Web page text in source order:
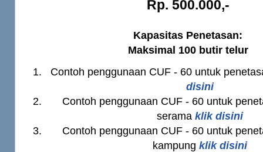
Rp. 500.000,-
Kapasitas Penetasan:
Maksimal 100 butir telur
Contoh penggunaan CUF - 60 untuk
disini
Contoh penggunaan CUF - 60 untuk
serama klik disini
Contoh penggunaan CUF - 60 untuk
kampung klik disini